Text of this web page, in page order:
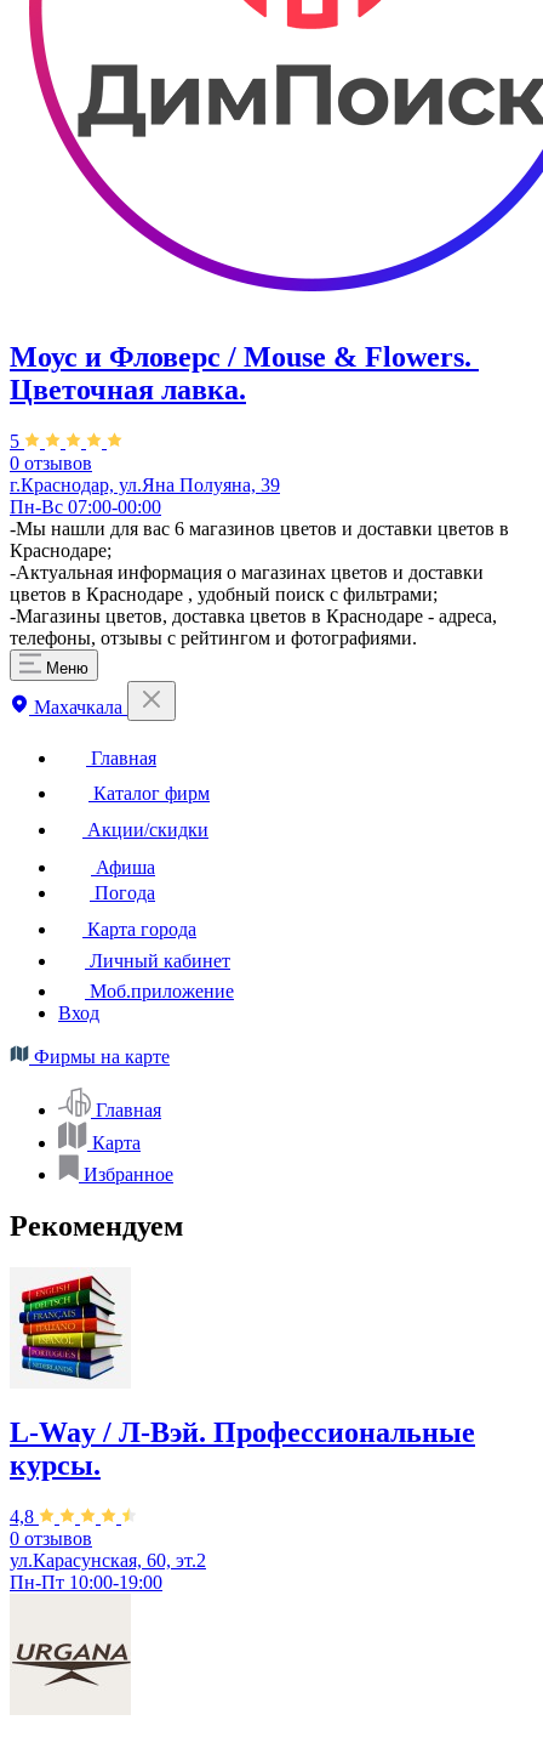
Моус и Фловерс / Mouse & Flowers. ​
Цветочная лавка.
5
0 отзывов
г.Краснодар, ул.Яна Полуяна, 39
Пн-Вс 07:00-00:00
-Мы нашли для вас 6 магазинов цветов и доставки цветов в
Краснодаре;
-Актуальная информация о магазинах цветов и доставки
цветов в Краснодаре , удобный поиск с фильтрами;
-Магазины цветов, доставка цветов в Краснодаре - адреса,
телефоны, отзывы с рейтингом и фотографиями.
Меню
Махачкала
Главная
Каталог фирм
Акции/скидки
Афиша
Погода
Карта города
Личный кабинет
Моб.приложение
Вход
Фирмы на карте
Главная
Карта
Избранное
Рекомендуем
L-Way / Л-Вэй. Профессиональные
курсы.
4,8
0 отзывов
ул.Карасунская, 60, эт.2
Пн-Пт 10:00-19:00